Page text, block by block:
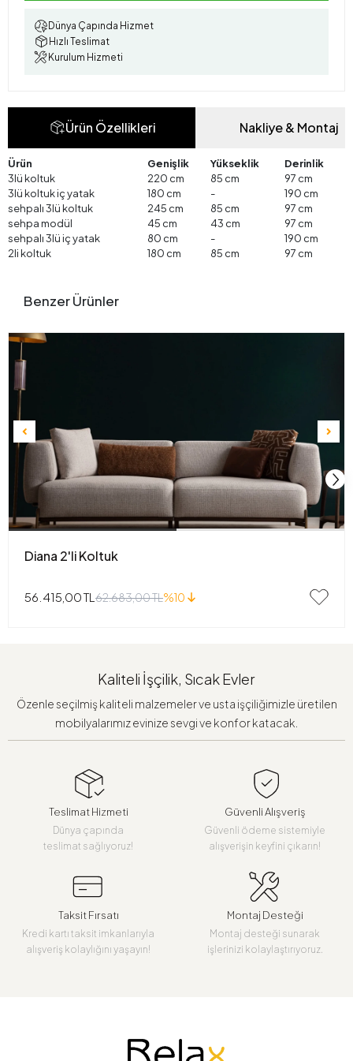
Dünya Çapında Hizmet
Hızlı Teslimat
Kurulum Hizmeti
Ürün Özellikleri Nakliye & Montaj
Ürün Genişlik Yükseklik
Derinlik
3lü koltuk
220 cm 85 cm
97 cm
3lü koltuk iç yatak
180 cm -
190 cm
sehpalı 3lü koltuk
245 cm 85 cm
97 cm
sehpa modül
45 cm 43 cm
97 cm
sehpalı 3lü iç yatak
80 cm -
190 cm
2li koltuk
180 cm 85 cm 97 cm
Benzer Ürünler
Diana 2'li Koltuk
56.415,00 TL 62.683,00 TL%10
Kaliteli İşçilik, Sıcak Evler
Özenle seçilmiş kaliteli malzemeler ve usta işçiliğimizle üretilen
mobilyalarımız evinize sevgi ve konfor katacak.
Teslimat Hizmeti
Dünya çapında
teslimat sağlıyoruz!
Güvenli Alışveriş
Güvenli ödeme sistemiyle
alışverişin keyfini çıkarın!
Taksit Fırsatı
Kredi kartı taksit imkanlarıyla
alışveriş kolaylığını yaşayın!
Montaj Desteği
Montaj desteği sunarak
işlerinizi kolaylaştırıyoruz.